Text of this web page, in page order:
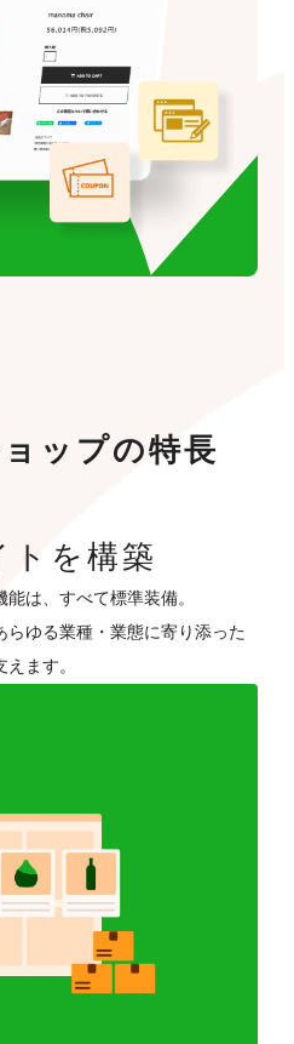
ップの特長
トを構築
は、すべて標準装備。
らゆる業種・業態に寄り添った
ます。